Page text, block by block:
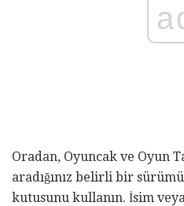
Oradan, Oyuncak ve Oyun
aradığınız belirli bir
kutusunu kullanın. İsim